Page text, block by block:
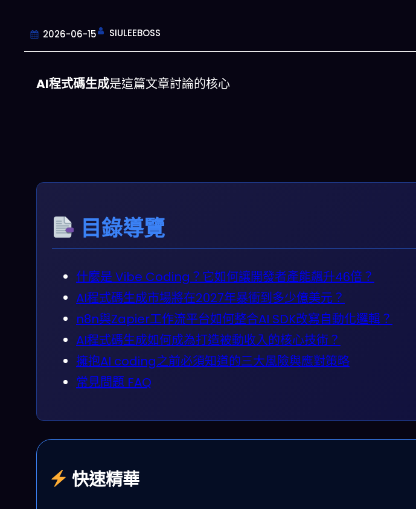
2026-06-15 SIULEEBOSS
AI程式碼生成是這篇文章討論的核心
目錄導覽
什麼是 Vibe Coding？它如何讓開發者產能飆升46倍？
AI程式碼生成市場將在2027年暴衝到多少億美元？
n8n與Zapier工作流平台如何整合AI SDK改寫自動化邏輯？
AI程式碼生成如何成為打造被動收入的核心技術？
擁抱AI coding之前必須知道的三大風險與應對策略
常見問題 FAQ
快速精華